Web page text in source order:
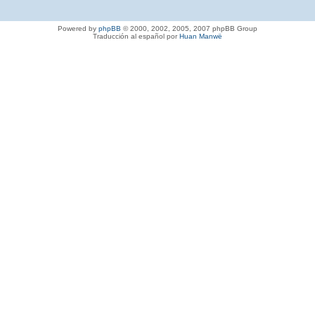
Powered by phpBB © 2000, 2002, 2005, 2007 phpBB Group
Traducción al español porHuan Manwë